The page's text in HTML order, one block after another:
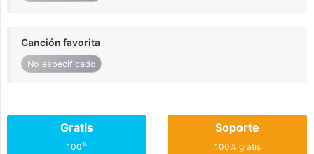
Canción favorita
No especificado
Gratis
100%
Soporte
100% gratis